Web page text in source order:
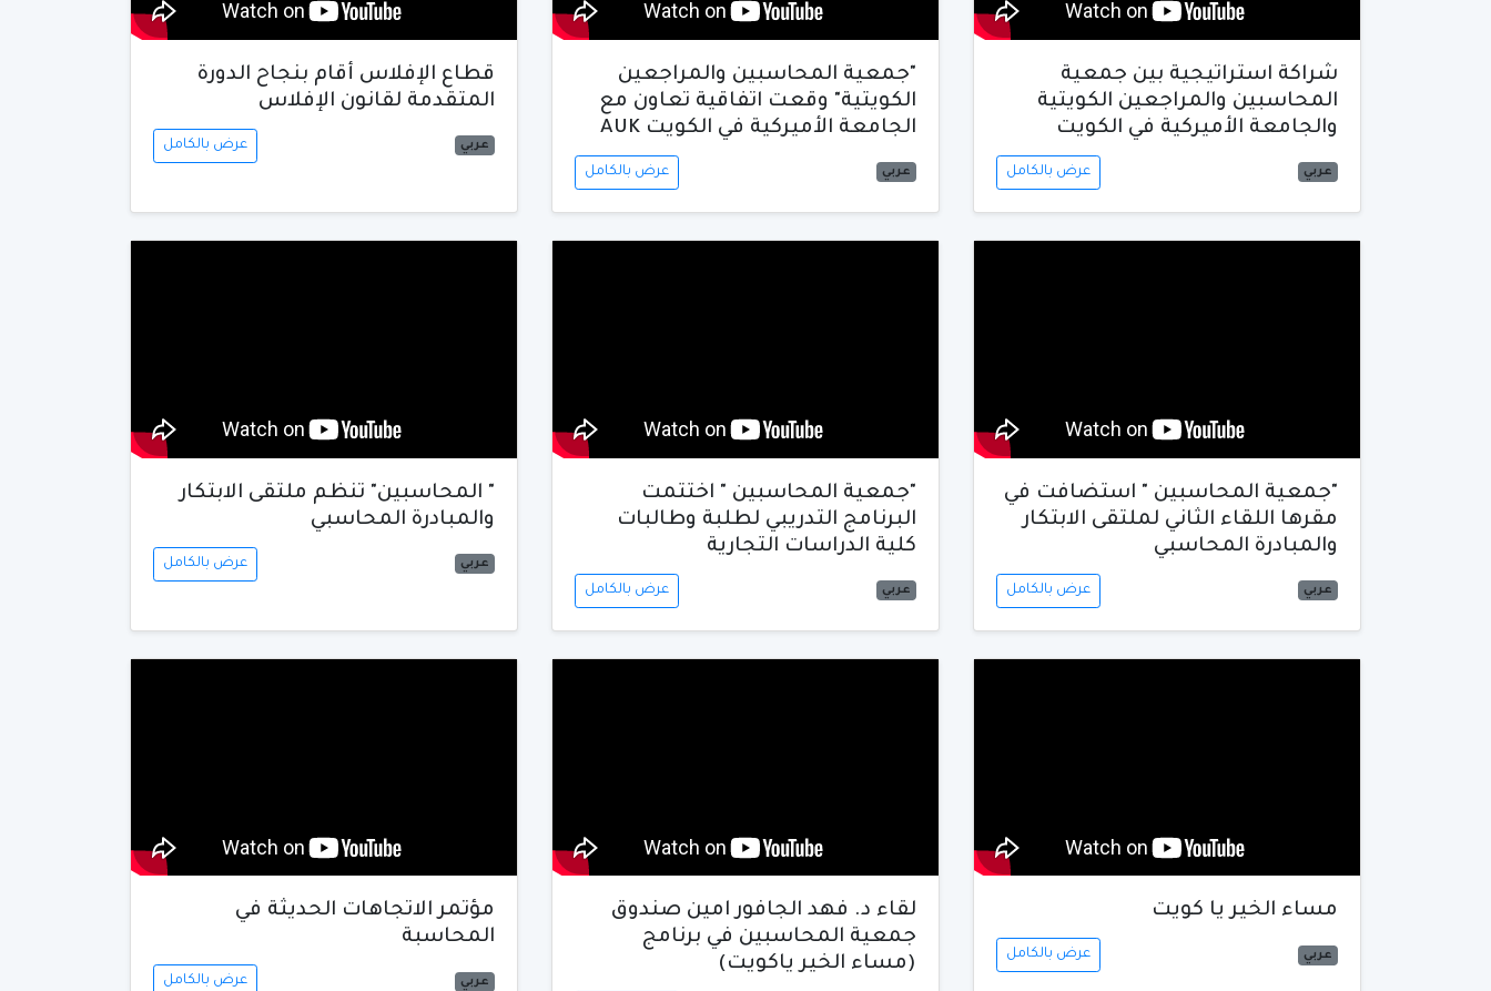
شراكة استراتيجية بين جمعية
المحاسبين والمراجعين الكويتية
والجامعة الأميركية في الكويت
عربي عرض بالكامل
"جمعية المحاسبين والمراجعين
الكويتية" وقعت اتفاقية تعاون مع
الجامعة الأميركية في الكويت AUK
عربي عرض بالكامل
قطاع الإفلاس أقام بنجاح الدورة
المتقدمة لقانون الإفلاس
عربي عرض بالكامل
"جمعية المحاسبين " استضافت في
مقرها اللقاء الثاني لملتقى الابتكار
والمبادرة المحاسبي
عربي عرض بالكامل
"جمعية المحاسبين " اختتمت
البرنامج التدريبي لطلبة وطالبات
كلية الدراسات التجارية
عربي عرض بالكامل
" المحاسبين" تنظم ملتقى الابتكار
والمبادرة المحاسبي
عربي عرض بالكامل
مساء الخير يا كويت
عربي عرض بالكامل
لقاء د. فهد الجافور امين صندوق
جمعية المحاسبين في برنامج
(مساء الخير ياكويت)
مؤتمر الاتجاهات الحديثة في
المحاسبة
عربي عرض بالكامل